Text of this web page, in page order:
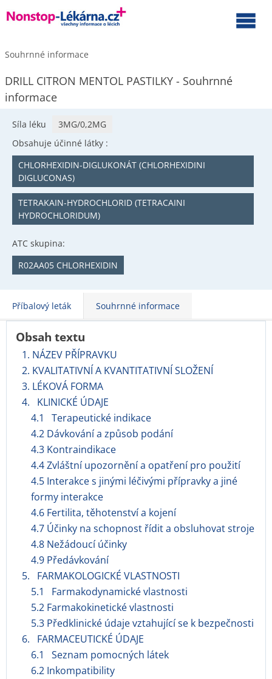
Souhrnné informace
DRILL CITRON MENTOL PASTILKY - Souhrnné
informace
Síla léku
3MG/0,2MG
Obsahuje účinné látky :
CHLORHEXIDIN-DIGLUKONÁT (CHLORHEXIDINI
DIGLUCONAS)
TETRAKAIN-HYDROCHLORID (TETRACAINI
HYDROCHLORIDUM)
ATC skupina:
R02AA05 CHLORHEXIDIN
Příbalový leták Souhrnné informace
Obsah textu
1. NÁZEV PŘÍPRAVKU
2. KVALITATIVNÍ A KVANTITATIVNÍ SLOŽENÍ
3. LÉKOVÁ FORMA
4. KLINICKÉ ÚDAJE
4.1 Terapeutické indikace
4.2 Dávkování a způsob podání
4.3 Kontraindikace
4.4 Zvláštní upozornění a opatření pro použití
4.5 Interakce s jinými léčivými přípravky a jiné
formy interakce
4.6 Fertilita, těhotenství a kojení
4.7 Účinky na schopnost řídit a obsluhovat stroje
4.8 Nežádoucí účinky
4.9 Předávkování
5. FARMAKOLOGICKÉ VLASTNOSTI
5.1 Farmakodynamické vlastnosti
5.2 Farmakokinetické vlastnosti
5.3 Předklinické údaje vztahující se k bezpečnosti
6. FARMACEUTICKÉ ÚDAJE
6.1 Seznam pomocných látek
6.2 Inkompatibility